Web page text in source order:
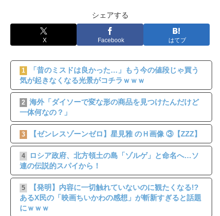
シェアする
X Facebook はてブ
1
「昔のミスドは良かった…」もう今の値段じゃ買う
気が起きなくなる光景がコチラｗｗｗ
2 海外「ダイソーで変な形の商品を見つけたんだけど
一体何なの？」
3 【ゼンレスゾーンゼロ】星見雅 のＨ画像 ③【ZZZ】
4
ロシア政府、北方領土の島「ゾルゲ」と命名へ…ソ
連の伝説的スパイから！
5
【発明】内容に一切触れていないのに観たくなる!?
あるX民の「映画ちいかわの感想」が斬新すぎると話題
にｗｗｗ